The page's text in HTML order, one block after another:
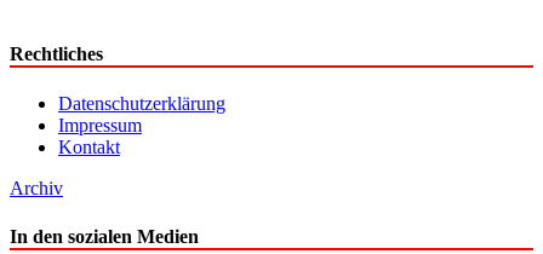
Rechtliches
Datenschutzerklärung
Impressum
Kontakt
Archiv
In den sozialen Medien